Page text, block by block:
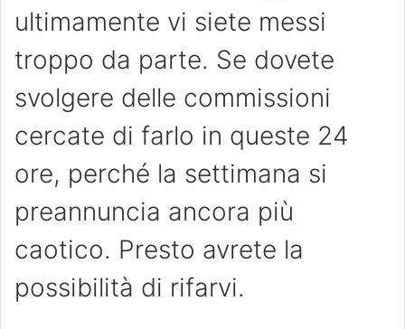
ultimamente vi siete messi
troppo da parte. Se dovete
svolgere delle commissioni
cercate di farlo in queste 24
ore, perché la settimana si
preannuncia ancora più
caotico. Presto avrete la
possibilità di rifarvi.